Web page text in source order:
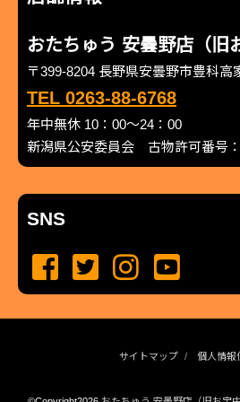
おたちゅう 安曇野店（旧
〒399-8204 長野県安曇野市豊科高
TEL 0263-88-6768
年中無休 10：00～24：00
新潟県公安委員会 古物許可番号
SNS
サイトマップ 個人情報